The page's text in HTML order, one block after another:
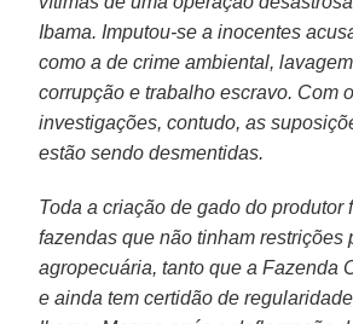
Ibama. Imputou-se a inocentes
como a de crime ambiental,
corrupção e trabalho escravo. Com
investigações, contudo, as
estão sendo desmentidas.
Toda a criação de gado do produtor
fazendas que não tinham restrições
agropecuária, tanto que a Fazenda
e ainda tem certidão de